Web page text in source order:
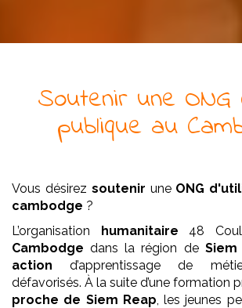
Soutenirune ONG
publique au
Vous désirez soutenir une ONG
cambodge ?
L’organisation humanitaire 48
Cambodge dans la région de Siem
action d’apprentissage de
défavorisés. À la suite d’une formation
proche de Siem Reap, les jeunes